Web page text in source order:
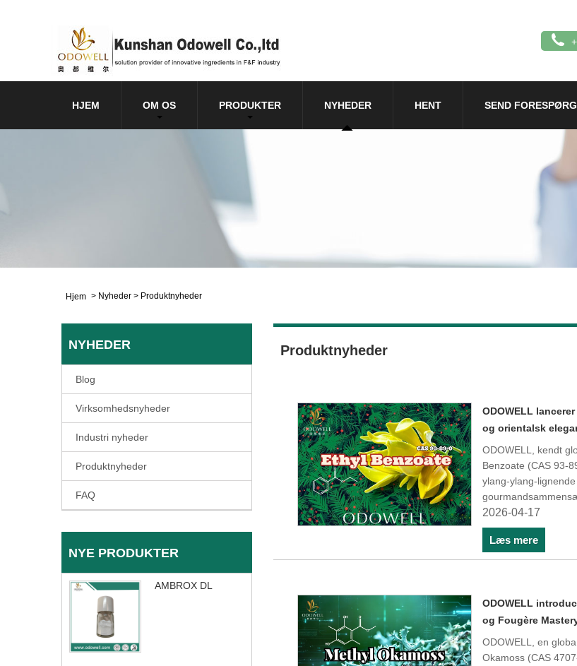
HJEM OM OS PRODUKTER NYHEDER HENT SEND
Hjem > Nyheder > Produktnyheder
NYHEDER
Blog
Virksomhedsnyheder
Industri nyheder
Produktnyheder
FAQ
NYE PRODUKTER
AMBROX DL
Produktnyheder
ODOWELL
og orientalsk
ODOWELL, kendt
Benzoate (CAS 93-
ylang-ylang-
2026-04-17
Læs mere
ODOWELL
og Fougère
ODOWELL, en
Okamoss (CAS